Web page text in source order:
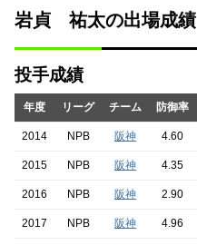
岩貞 祐太の出場成績
投手成績
年度 リーグ チーム 防御率
2014 NPB 阪神 4.60
2015 NPB 阪神 4.35
2016 NPB 阪神 2.90
2017 NPB 阪神 4.96